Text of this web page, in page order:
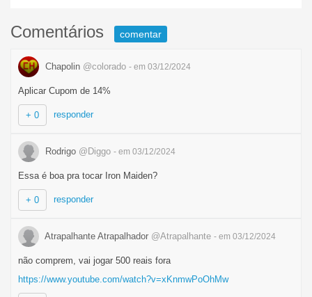
Comentários comentar
Chapolin @colorado - em 03/12/2024
Aplicar Cupom de 14%
+ 0 responder
Rodrigo @Diggo - em 03/12/2024
Essa é boa pra tocar Iron Maiden?
+ 0 responder
Atrapalhante Atrapalhador @Atrapalhante - em 03/12/2024
não comprem, vai jogar 500 reais fora
https://www.youtube.com/watch?v=xKnmwPoOhMw